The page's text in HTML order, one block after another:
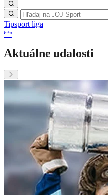
Tipsport liga
Aktuálne udalosti